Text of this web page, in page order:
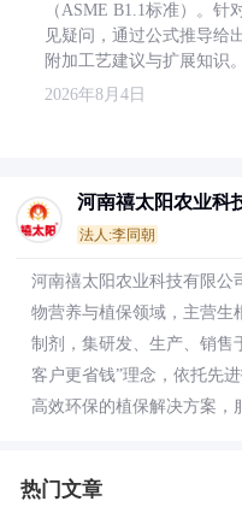
（ASME B1.1标准）。针
见疑问，通过公式推导给
附加工艺建议与扩展知识。
2026年8月4日
河南禧太阳农业科
法人:李同朝
河南禧太阳农业科技有限公
物营养与植保领域，主营生
制剂，集研发、生产、销售
客户更省钱”理念，依托先
高效环保的植保解决方案，
热门文章